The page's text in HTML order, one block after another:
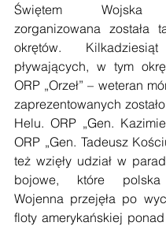
Świętem Wojska
zorganizowana została
okrętów.
pływających, w tym
ORP „Orzeł” – weteran
zaprezentowanych
Helu. ORP „Gen.
ORP „Gen. Tadeusz
też wzięły udział w
bojowe, które polska
Wojenna przejęła po
floty amerykańskiej